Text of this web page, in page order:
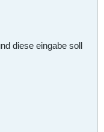
diese eingabe soll